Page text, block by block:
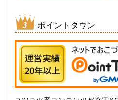
ポイントタウン